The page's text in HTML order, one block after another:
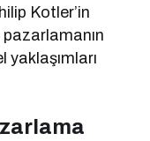
Kotler’in
yaklaşımları